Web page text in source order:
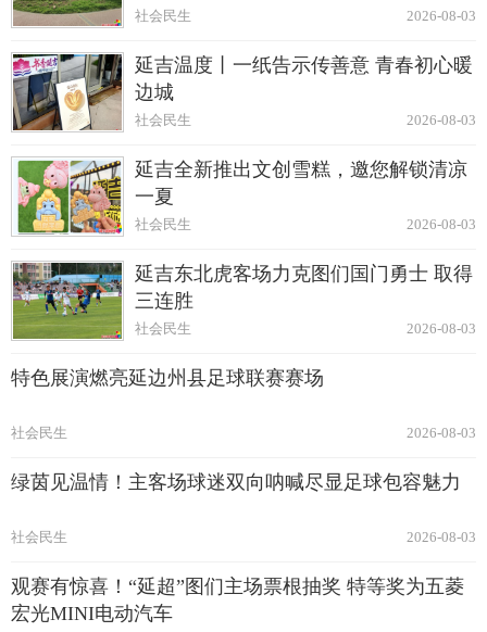
2026-08-03
社会民生
延吉温度丨一纸告示传善意 青春初心暖
边城
2026-08-03
社会民生
延吉全新推出文创雪糕，邀您解锁清凉
一夏
2026-08-03
社会民生
延吉东北虎客场力克图们国门勇士 取得
三连胜
2026-08-03
社会民生
特色展演燃亮延边州县足球联赛赛场
2026-08-03
社会民生
绿茵见温情！主客场球迷双向呐喊尽显足球包容魅力
2026-08-03
社会民生
观赛有惊喜！“延超”图们主场票根抽奖 特等奖为五菱
宏光MINI电动汽车